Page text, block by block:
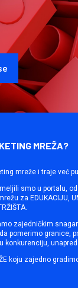
MREŽA?
mreže i traje već
smo u portalu,
za EDUKACIJU,
zajedničkim
pomerimo granice,
konkurenciju,
koju zajedno